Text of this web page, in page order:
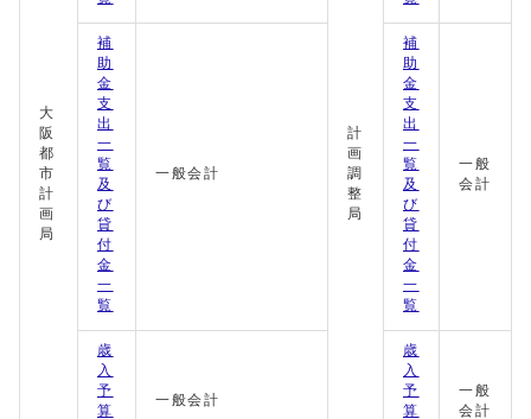
大
阪
都
市
計
画
局
計
画
調
整
局
補
助
金
支
出
一
覧
及
び
貸
付
金
一
覧
一般会計
補
助
金
支
出
一
覧
及
び
貸
付
金
一
覧
一般
会計
歳
入
予
算
一般会計
歳
入
予
算
一般
会計